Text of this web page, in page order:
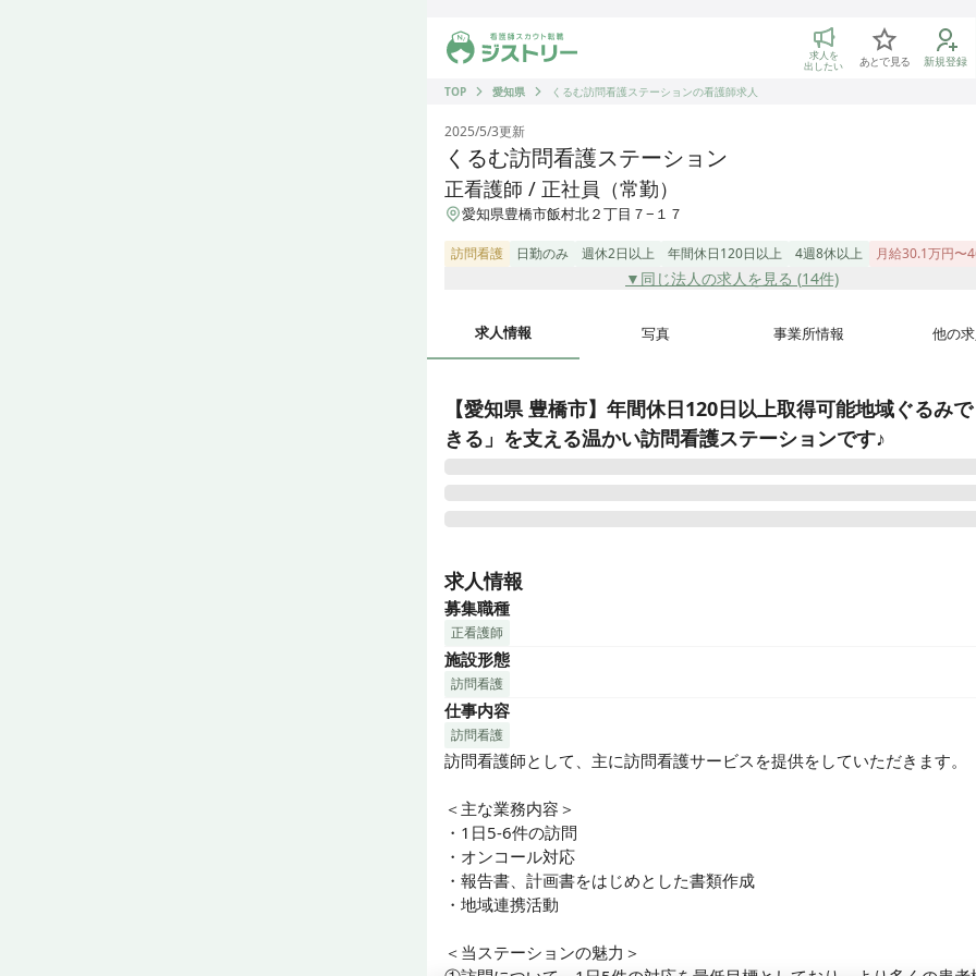
ジストリー 看護師の転職マッチング
求人を
出したい あとで見る 新規登録
TOP
愛知県 くるむ訪問看護ステーションの看護師求人
2025/5/3更新
くるむ訪問看護ステーション
正看護師 / 正社員（常勤）
愛知県豊橋市飯村北２丁目７−１７
訪問看護 日勤のみ 週休2日以上 年間休日120日以上 4週8休以上 月給30.1万円〜
▼同じ法人の求人を見る (14件)
求人情報 写真 事業所情報 他の求
【愛知県 豊橋市】年間休日120日以上取得可能地域ぐるみ
きる」を支える温かい訪問看護ステーションです♪
豊橋市向山東町にて2024年11月オープンの「くるむ訪問看護ステーショ
では、正看護師を募集中です。
週休2日で基本日勤のみです。オン・オフのメリハリをつけて働けます。
社会保険を完備しており、安定した環境で腰を据えて長く活躍いただけ
＜くるむが実現したいこと＞
いきたい場所で生きる。その想いに最期まで寄り添う。をミッションに
「地域ぐるみで生きるを支える」を目標にかかげ、ケアの品質・地域連
ICTを用いてケアの品質向上や効率化を図り、少しでも多くの方に「逝き
場所で生きられる」選択肢を与えられるよう、訪問看護を行っていきま
また、訪問看護で働くことにやりがいを感じてもらえ、少しでも訪問看
きます。
求人情報
募集職種
正看護師
施設形態
訪問看護
仕事内容
訪問看護
訪問看護師として、主に訪問看護サービスを提供をしていただきます。
＜主な業務内容＞
・1日5-6件の訪問
・オンコール対応
・報告書、計画書をはじめとした書類作成
・地域連携活動
＜当ステーションの魅力＞